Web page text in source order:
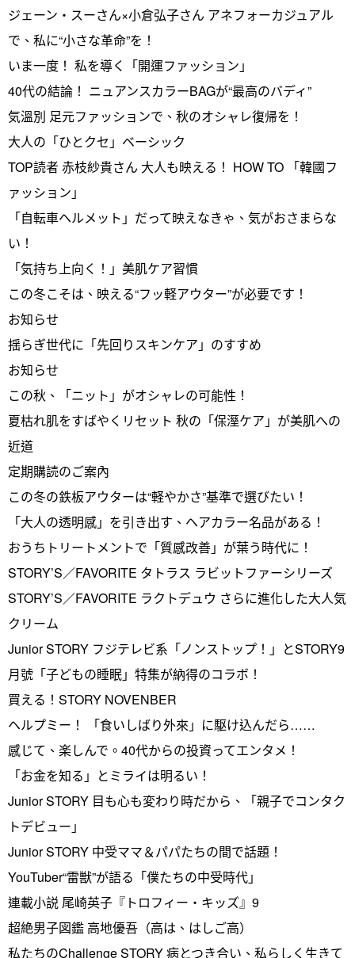
ジェーン・スーさん×小倉弘子さん アネフォーカジュアル
で、私に“小さな革命”を！
いま一度！ 私を導く「開運ファッション」
40代の結論！ ニュアンスカラーBAGが“最高のバディ”
気溫別 足元ファッションで、秋のオシャレ復帰を！
大人の「ひとクセ」ベーシック
TOP読者 赤枝紗貴さん 大人も映える！ HOW TO 「韓國フ
ァッション」
「自転車ヘルメット」だって映えなきゃ、気がおさまらな
い！
「気持ち上向く！」美肌ケア習慣
この冬こそは、映える“フッ軽アウター”が必要です！
お知らせ
揺らぎ世代に「先回りスキンケア」のすすめ
お知らせ
この秋、「ニット」がオシャレの可能性！
夏枯れ肌をすばやくリセット 秋の「保溼ケア」が美肌への
近道
定期購読のご案內
この冬の鉄板アウターは“軽やかさ”基準で選びたい！
「大人の透明感」を引き出す、ヘアカラー名品がある！
おうちトリートメントで「質感改善」が葉う時代に！
STORY’S／FAVORITE タトラス ラビットファーシリーズ
STORY’S／FAVORITE ラクトデュウ さらに進化した大人気
クリーム
Junior STORY フジテレビ系「ノンストップ！」とSTORY9
月號「子どもの睡眠」特集が納得のコラボ！
買える！STORY NOVENBER
ヘルプミー！ 「食いしばり外來」に駆け込んだら……
感じて、楽しんで。40代からの投資ってエンタメ！
「お金を知る」とミライは明るい！
Junior STORY 目も心も変わり時だから、「親子でコンタク
トデビュー」
Junior STORY 中受ママ＆パパたちの間で話題！
YouTuber“雷獣”が語る「僕たちの中受時代」
連載小説 尾崎英子『トロフィー・キッズ』9
超絶男子図鑑 高地優吾（高は、はしご高）
私たちのChallenge STORY 病とつき合い、私らしく生きて